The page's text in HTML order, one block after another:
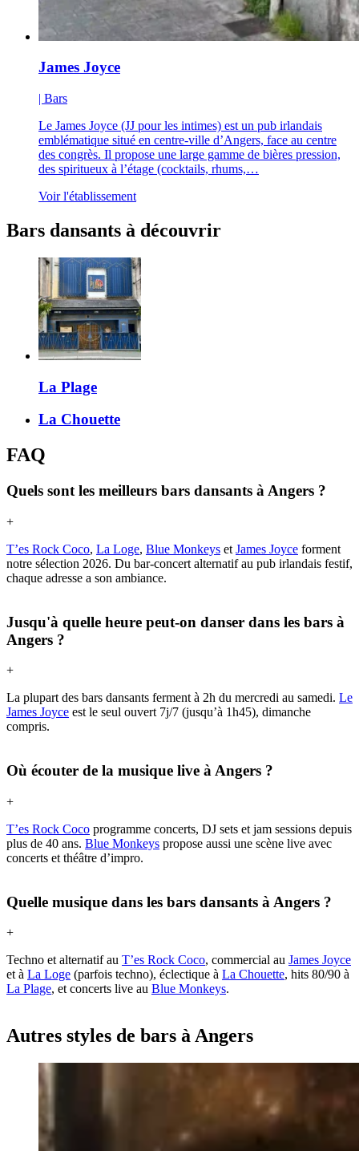
James Joyce
| Bars
Le James Joyce (JJ pour les intimes) est un pub irlandais
emblématique situé en centre-ville d’Angers, face au centre
des congrès. Il propose une large gamme de bières pression,
des spiritueux à l’étage (cocktails, rhums,…
Voir l'établissement
Bars dansants à découvrir
La Plage
La Chouette
FAQ
Quels sont les meilleurs bars dansants à Angers ?
+
T’es Rock Coco, La Loge, Blue Monkeys et James Joyce forment
notre sélection 2026. Du bar-concert alternatif au pub irlandais festif,
chaque adresse a son ambiance.
Jusqu'à quelle heure peut-on danser dans les bars à
Angers ?
+
La plupart des bars dansants ferment à 2h du mercredi au samedi. Le
James Joyce est le seul ouvert 7j/7 (jusqu’à 1h45), dimanche
compris.
Où écouter de la musique live à Angers ?
+
T’es Rock Coco programme concerts, DJ sets et jam sessions depuis
plus de 40 ans. Blue Monkeys propose aussi une scène live avec
concerts et théâtre d’impro.
Quelle musique dans les bars dansants à Angers ?
+
Techno et alternatif au T’es Rock Coco, commercial au James Joyce
et à La Loge (parfois techno), éclectique à La Chouette, hits 80/90 à
La Plage, et concerts live au Blue Monkeys.
Autres styles de bars à Angers